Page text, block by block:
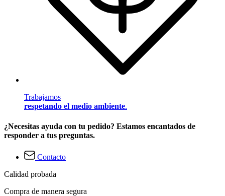
Trabajamos
respetando el medio ambiente.
¿Necesitas ayuda con tu pedido? Estamos encantados de
responder a tus preguntas.
Contacto
Calidad probada
Compra de manera segura